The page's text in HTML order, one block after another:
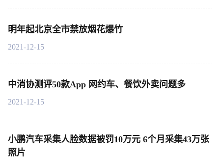
明年起北京全市禁放烟花爆竹
2021-12-15
中消协测评50款App 网约车、餐饮外卖问题多
2021-12-15
小鹏汽车采集人脸数据被罚10万元 6个月采集43万张
照片